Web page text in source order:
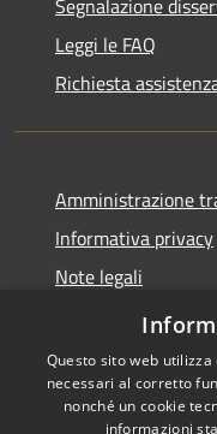
Segnalazione
Leggi le FAQ
Richiesta
Amministrazione
Informativa privacy
Note legali
Dichiarazione di
Questo sito web
necessari al corretto
nonché un cookie
informazioni